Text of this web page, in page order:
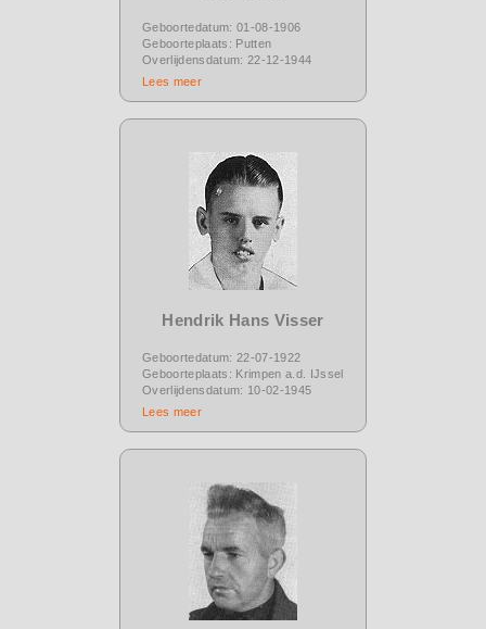
Geboortedatum: 01-08-1906
Geboorteplaats: Putten
Overlijdensdatum: 22-12-1944
Lees meer
Hendrik Hans Visser
Geboortedatum: 22-07-1922
Geboorteplaats: Krimpen a.d. IJssel
Overlijdensdatum: 10-02-1945
Lees meer